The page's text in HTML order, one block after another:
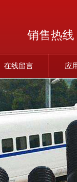
在线留言 应
销售热线